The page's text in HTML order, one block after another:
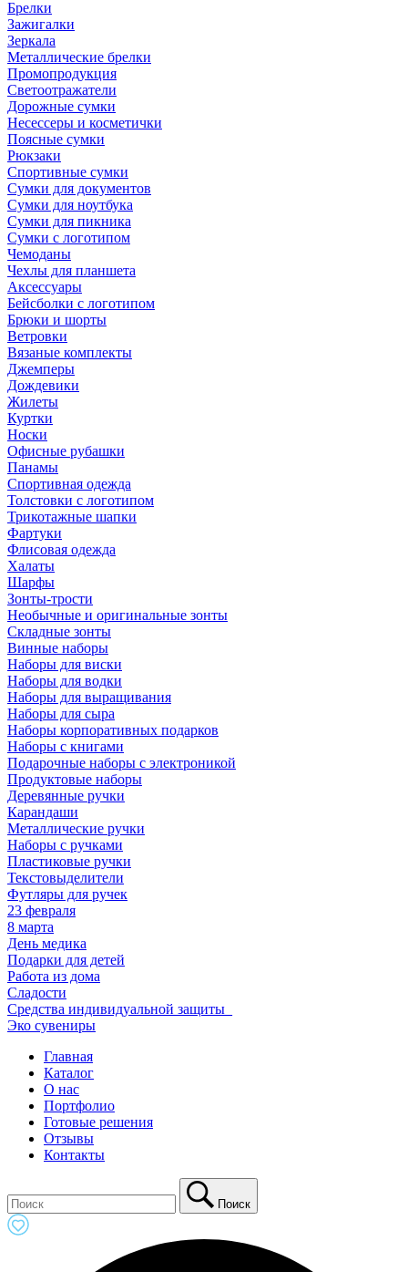
Брелки
Зажигалки
Зеркала
Металлические брелки
Промопродукция
Светоотражатели
Дорожные сумки
Несессеры и косметички
Поясные сумки
Рюкзаки
Спортивные сумки
Сумки для документов
Сумки для ноутбука
Сумки для пикника
Сумки с логотипом
Чемоданы
Чехлы для планшета
Аксессуары
Бейсболки с логотипом
Брюки и шорты
Ветровки
Вязаные комплекты
Джемперы
Дождевики
Жилеты
Куртки
Носки
Офисные рубашки
Панамы
Спортивная одежда
Толстовки с логотипом
Трикотажные шапки
Фартуки
Флисовая одежда
Халаты
Шарфы
Зонты-трости
Необычные и оригинальные зонты
Складные зонты
Винные наборы
Наборы для виски
Наборы для водки
Наборы для выращивания
Наборы для сыра
Наборы корпоративных подарков
Наборы с книгами
Подарочные наборы с электроникой
Продуктовые наборы
Деревянные ручки
Карандаши
Металлические ручки
Наборы с ручками
Пластиковые ручки
Текстовыделители
Футляры для ручек
23 февраля
8 марта
День медика
Подарки для детей
Работа из дома
Сладости
Средства индивидуальной защиты_
Эко сувениры
Главная
Каталог
О нас
Портфолио
Готовые решения
Отзывы
Контакты
Поиск